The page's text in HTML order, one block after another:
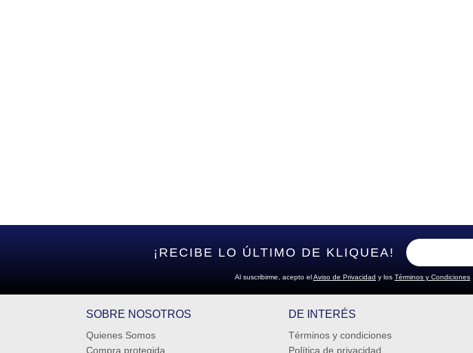
¡RECIBE LO ÚLTIMO DE KLIQUEA!
Al suscribirme, acepto elAviso de Privacidad y los Términos y Condiciones
SOBRE NOSOTROS
Quienes Somos
Compra protegida
DE INTERÉS
Términos y condiciones
Política de privacidad